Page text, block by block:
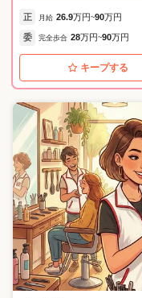
度、社内のトップを目指す
日々の努力が評価され、
て長く活躍できるよう、
ャリア支援や心身のサポ
良い未来をつくる力に。 《スタッフvoiceを紹介♪》 □在籍2年目・男
性・エリアディレクター
せとは尊敬できる上司、魅
からもそんな魅力あふれ
在籍3年目・女性・店長
予約がほぼ毎日満席とな
す！！ □在籍4年目・女性・スタイリスト アシスタントとして入社しまし
た。 たくさんのモデルさ
るのでとっても助かります♪ □在籍6年目・男性・トップデザイナー
委託として働くのが初め
説明して下さったので不
S関連にも力を入れている
レンドの勉強もしっかりで
正 月給 26.9万円~90万円
委 完全歩合 28万円 ~90万円
キープする